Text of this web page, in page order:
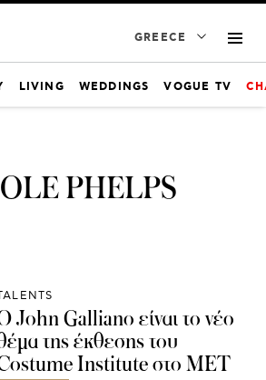
GREECE
LIVING WEDDINGS VOGUE TV
PHELPS
John Galliano είναι το νέο
της έκθεσης του
Institute στο MET